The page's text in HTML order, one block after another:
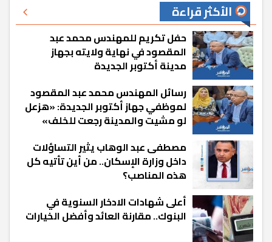
الأكثر قراءة
حفل تكريم للمهندس محمد عبد
المقصود في نهاية ولايته بجهاز
مدينة أكتوبر الجديدة
رسائل المهندس محمد عبد المقصود
لموظفي جهاز أكتوبر الجديدة: «هزعل
لو مشيت والمدينة رجعت للخلف»
مصطفى عبد الوهاب يثير التساؤلات
داخل وزارة الإسكان.. من أين تأتيه كل
هذه المناصب؟
أعلى شهادات الادخار السنوية في
البنوك.. مقارنة العائد وأفضل الخيارات